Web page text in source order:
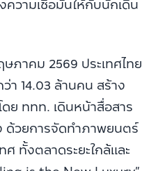
วามเชื่อมั่นให้กับนักเดิน
าคม 2569 ประเทศไทย
14.03 ล้านคน สร้าง
ดย ททท. เดินหน้าสื่อสาร
ด้วยการจัดทำภาพยนตร์
ทั้งตลาดระยะใกล้และ